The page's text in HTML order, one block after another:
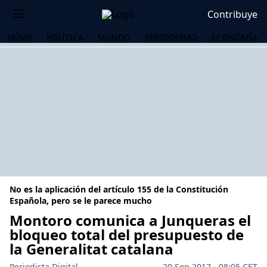
Contribuye
HOME POLÍTICA MUNDO PERIODISMO ECONOMÍA
No es la aplicación del artículo 155 de la Constitución
Española, pero se le parece mucho
Montoro comunica a Junqueras el
bloqueo total del presupuesto de
la Generalitat catalana